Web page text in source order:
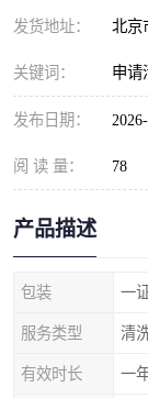
发货地址： 北京
关键词： 申请
发布日期：
阅 读 量： 78
产品描述
包装 一
服务类型 清
有效时长 一